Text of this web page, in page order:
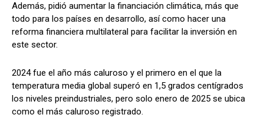
Además, pidió aumentar la financiación climática, más que
todo para los países en desarrollo, así como hacer una
reforma financiera multilateral para facilitar la inversión en
este sector.
2024 fue el año más caluroso y el primero en el que la
temperatura media global superó en 1,5 grados centígrados
los niveles preindustriales, pero solo enero de 2025 se ubica
como el más caluroso registrado.